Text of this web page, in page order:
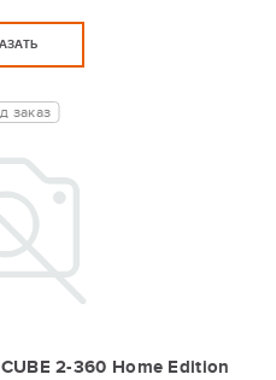
2-360 Home Edition
заказ